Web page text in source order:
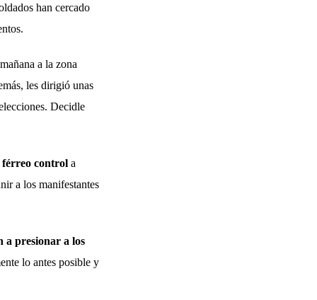
han cercado
a la zona
les dirigió unas
Decidle
férreo control a
a los manifestantes
a presionar a los
lo antes posible y